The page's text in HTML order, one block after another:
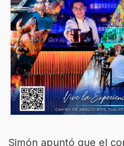
Simón apuntó que el